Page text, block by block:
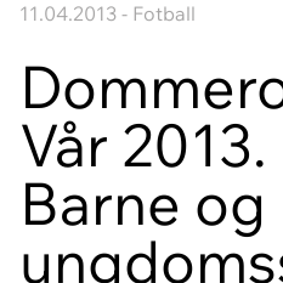
11.04.2013 - Fotball
Vår
Barne og